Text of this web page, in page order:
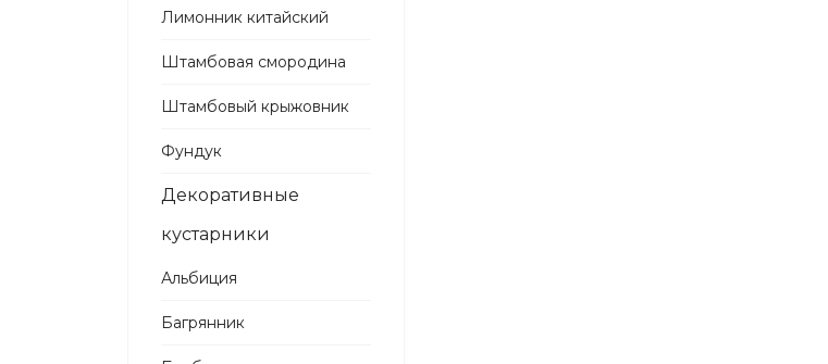
Лимонник китайский
Штамбовая смородина
Штамбовый крыжовник
Фундук
Декоративные
кустарники
Альбиция
Багрянник